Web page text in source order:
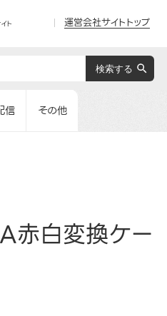
ト 運営会社サイトトップ
信 その他
赤白変換ケー